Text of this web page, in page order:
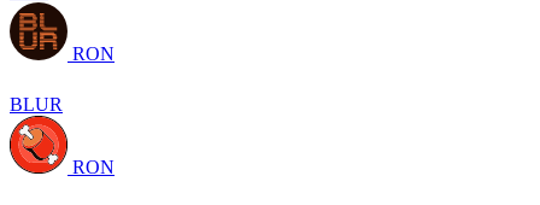
RON
BLUR
RON